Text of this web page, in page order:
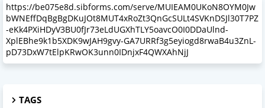
https://be075e8d.sibforms.com/serve/MUIEAM0UKoN8OYM0Jw
bWNEffDqBgBgDKuJOt8MUT4xRoZt3QnGcSULt4SVKnDSJl30T7PZ
-eKk4PXiHDyV3BU0fJr73eLdUGXhTLY5oavcO0I0DDaUlnd-
XplEBhe9k1b5XDK9wJAH9gvy-GA7URRf3g5eyiogd8rwaB4u3ZnL-
pD73DxW7tElpKRwOK3unn0IDnjxF4QWXAhNjJ
TAGS